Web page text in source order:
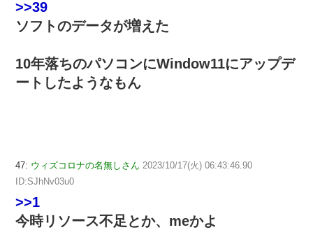
>>39
ソフトのデータが増えた
10年落ちのパソコンにWindow11にアップデ
ートしたようなもん
47: ウィズコロナの名無しさん 2023/10/17(火) 06:43:46.90
ID:SJhNv03u0
>>1
今時リソース不足とか、meかよ